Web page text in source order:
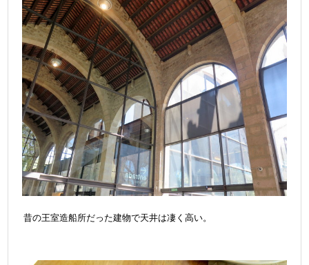
昔の王室造船所だった建物で天井は凄く高い。